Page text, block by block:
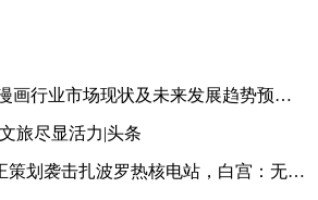
市场现状及未来发展趋势预测分析_全球最新
旅尽显活力|头条
划袭击扎波罗热核电站，白宫：无法证实